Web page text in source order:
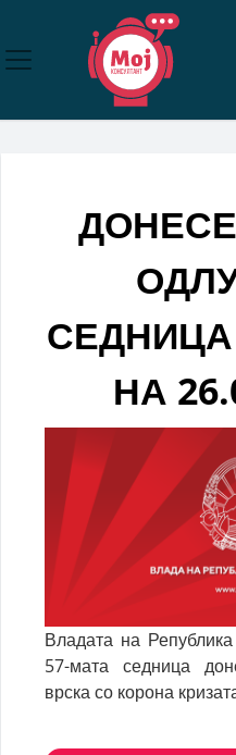
содржината
НА
Владата на
57-мата седница
врска со корона